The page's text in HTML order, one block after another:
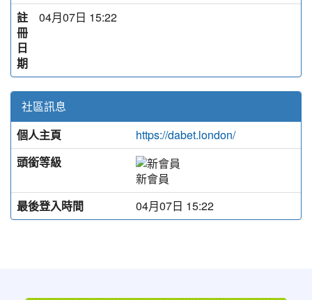
註
冊
日
期
04月07日 15:22
社區訊息
個人主頁
https://dabet.london/
頭銜等級
新會員
最後登入時間
04月07日 15:22